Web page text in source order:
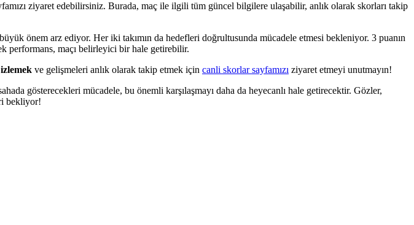
ziyaret edebilirsiniz. Burada, maç ile ilgili tüm güncel bilgilere ulaşabilir, anlık olarak skorları takip
önem arz ediyor. Her iki takımın da hedefleri doğrultusunda mücadele etmesi bekleniyor. 3 puanın
performans, maçı belirleyici bir hale getirebilir.
ve gelişmeleri anlık olarak takip etmek için canli skorlar sayfamızı ziyaret etmeyi unutmayın!
gösterecekleri mücadele, bu önemli karşılaşmayı daha da heyecanlı hale getirecektir. Gözler,
bekliyor!